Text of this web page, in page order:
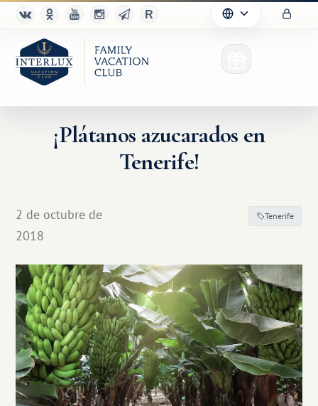
¡Plátanos azucarados en
Tenerife!
2 de octubre de
2018
Tenerife